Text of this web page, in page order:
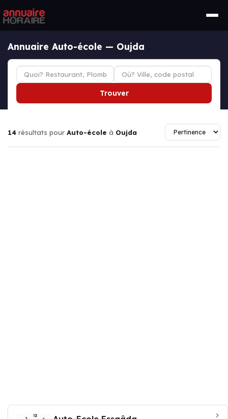
Annuaire Auto-école — Oujda
Trouver
14 résultats pour Auto-école à Oujda